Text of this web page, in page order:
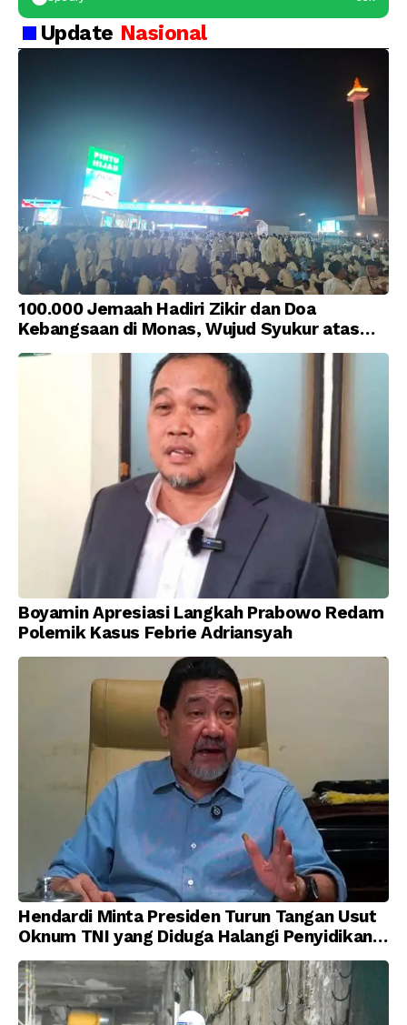
Update Nasional
100.000 Jemaah Hadiri Zikir dan Doa
Kebangsaan di Monas, Wujud Syukur atas
Kemerdekaan Indonesia
Boyamin Apresiasi Langkah Prabowo Redam
Polemik Kasus Febrie Adriansyah
Hendardi Minta Presiden Turun Tangan Usut
Oknum TNI yang Diduga Halangi Penyidikan
Korupsi